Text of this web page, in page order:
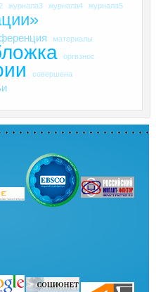
журнала3 журнала4 журнала5
материалы
оргвзнос
совершена